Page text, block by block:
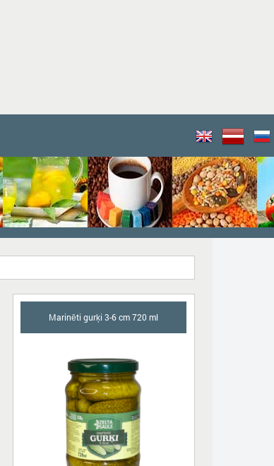
Marinēti gurķi 3-6 cm 720 ml